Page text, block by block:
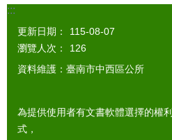
:::
更新日期：
115-08-07
瀏覽人次：
126
資料維護：臺南市中西區公所
為提供使用者有文書軟體選擇的權
式，